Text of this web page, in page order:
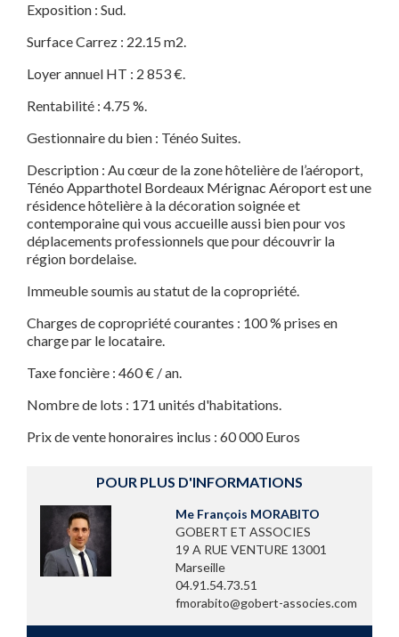
Exposition : Sud.
Surface Carrez : 22.15 m2.
Loyer annuel HT : 2 853 €.
Rentabilité : 4.75 %.
Gestionnaire du bien : Ténéo Suites.
Description : Au cœur de la zone hôtelière de l’aéroport,
Ténéo Apparthotel Bordeaux Mérignac Aéroport est une
résidence hôtelière à la décoration soignée et
contemporaine qui vous accueille aussi bien pour vos
déplacements professionnels que pour découvrir la
région bordelaise.
Immeuble soumis au statut de la copropriété.
Charges de copropriété courantes : 100 % prises en
charge par le locataire.
Taxe foncière : 460 € / an.
Nombre de lots : 171 unités d'habitations.
Prix de vente honoraires inclus : 60 000 Euros
POUR PLUS D'INFORMATIONS
Me François MORABITO
GOBERT ET ASSOCIES
19 A RUE VENTURE 13001
Marseille
04.91.54.73.51
fmorabito@gobert-associes.com